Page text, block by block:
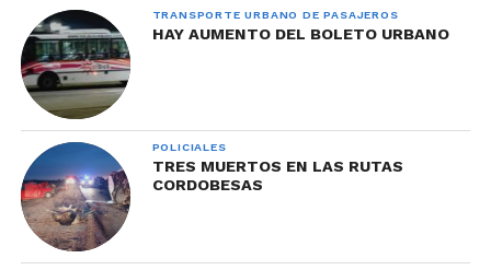
TRANSPORTE URBANO DE PASAJEROS
HAY AUMENTO DEL BOLETO URBANO
POLICIALES
TRES MUERTOS EN LAS RUTAS
CORDOBESAS